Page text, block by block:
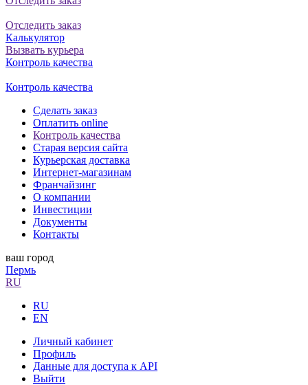
Отследить заказ
Калькулятор
Вызвать курьера
Контроль качества
Контроль качества
Сделать заказ
Оплатить online
Контроль качества
Старая версия сайта
Курьерская доставка
Интернет-магазинам
Франчайзинг
О компании
Инвестиции
Документы
Контакты
ваш город
Пермь
RU
RU
EN
Личный кабинет
Профиль
Данные для доступа к API
Выйти